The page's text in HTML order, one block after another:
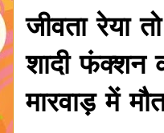
जीवता रेया
शादी
मारवाड़ में